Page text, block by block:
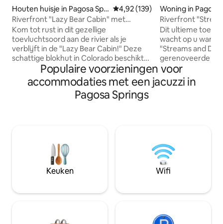
Houten huisje in Pagosa Spri
ngs
Gemiddelde beoordeling van
4,92 (139)
Riverfront "Lazy Bear Cabin" met
bubbelbad
Kom tot rust in dit gezellige
toevluchtsoord aan de rivier als je
verblijft in de "Lazy Bear Cabin!" Deze
schattige blokhut in Colorado beschikt
over 3 slaapkamers en 2 badkamers, een
goed uitgeruste keuken die perfect is
om thuis maaltijden te koken, een
gashaard voor een gezellige nacht in
nacht onder de sterren. Dit huis ligt op
slechts 10 minuten rijden van het
centrum van Pagosa Springs en op 20
mijl van Wolf Creek Ski Resort.
Woning in Pagosa
Riverfront
with Hot Tub
Dit ultieme
wacht op u
"Streams and
gerenoveerde
over 3
met een
gestapelde
van Pagosa
skigebied Wolf
National Forest.
Populaire voorzieningen voor
accommodaties met een jacuzzi in
Pagosa Springs
Keuken Wifi